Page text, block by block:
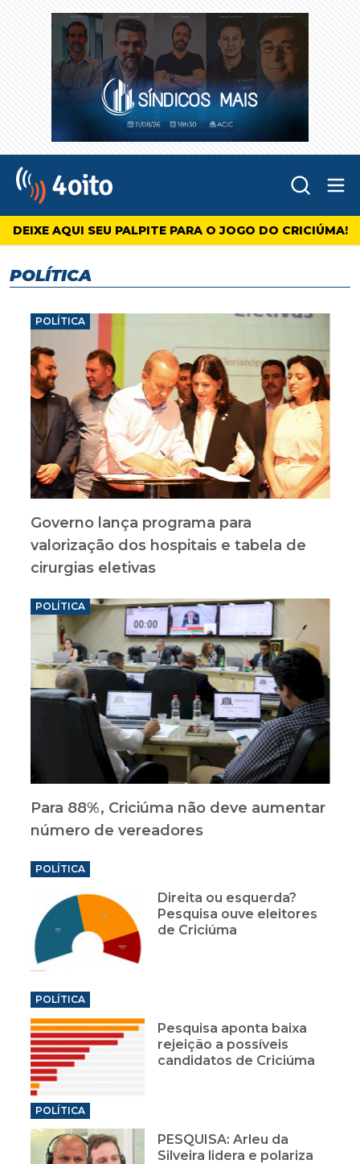
4oito
DEIXE AQUI SEU PALPITE PARA O JOGO DO CRICIÚMA!
POLÍTICA
POLÍTICA
Governo lança programa para
valorização dos hospitais e tabela de
cirurgias eletivas
POLÍTICA
Para 88%, Criciúma não deve aumentar
número de vereadores
POLÍTICA
Direita ou esquerda?
Pesquisa ouve eleitores
de Criciúma
POLÍTICA
Pesquisa aponta baixa
rejeição a possíveis
candidatos de Criciúma
POLÍTICA
PESQUISA: Arleu da
Silveira lidera e polariza